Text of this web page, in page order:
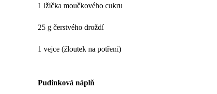
1 lžička moučkového cukru
25 g čerstvého droždí
1 vejce (žloutek na potření)
Pudinková náplň